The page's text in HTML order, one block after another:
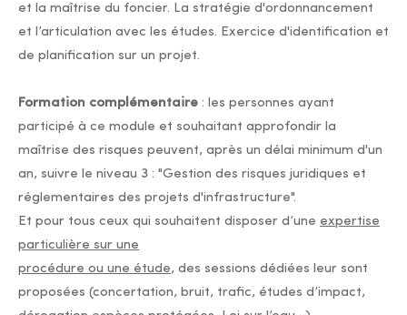
et la maîtrise du foncier. La stratégie d'ordonnancement
et l’articulation avec les études. Exercice d'identification et
de planification sur un projet.
Formation complémentaire : les personnes ayant
participé à ce module et souhaitant approfondir la
maîtrise des risques peuvent, après un délai minimum d'un
an, suivre le niveau 3 : "Gestion des risques juridiques et
réglementaires des projets d'infrastructure".
Et pour tous ceux qui souhaitent disposer d’une expertise
particulière sur une
procédure ou une étude, des sessions dédiées leur sont
proposées (concertation, bruit, trafic, études d’impact,